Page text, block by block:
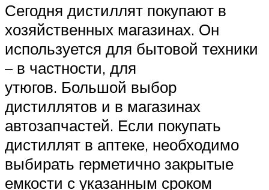
Сегодня дистиллят покупают в
хозяйственных магазинах. Он
используется для бытовой техники
– в частности, для
утюгов. Большой выбор
дистиллятов и в магазинах
автозапчастей. Если покупать
дистиллят в аптеке, необходимо
выбирать герметично закрытые
емкости с указанным сроком